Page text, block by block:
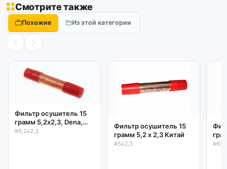
Смотрите также
Похожие Из этой категории
Фильтр осушитель 15
грамм 5,2х2,3, Dena,
Италия
#5,2х2,3
Фильтр осушитель 15
грамм 5,2 х 2,3 Китай
#5х2,3